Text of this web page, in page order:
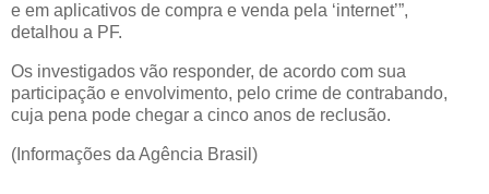
e em aplicativos de compra e venda pela ‘internet’”,
detalhou a PF.
Os investigados vão responder, de acordo com sua
participação e envolvimento, pelo crime de contrabando,
cuja pena pode chegar a cinco anos de reclusão.
(Informações da Agência Brasil)